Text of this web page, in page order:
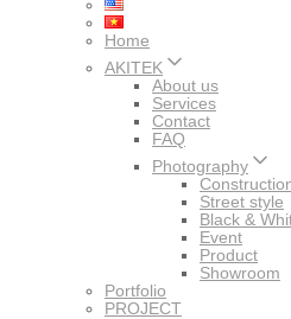
Home
AKITEK
About us
Services
Contact
FAQ
Photography
Street style
Black &
Event
Product
Showroom
Portfolio
PROJECT